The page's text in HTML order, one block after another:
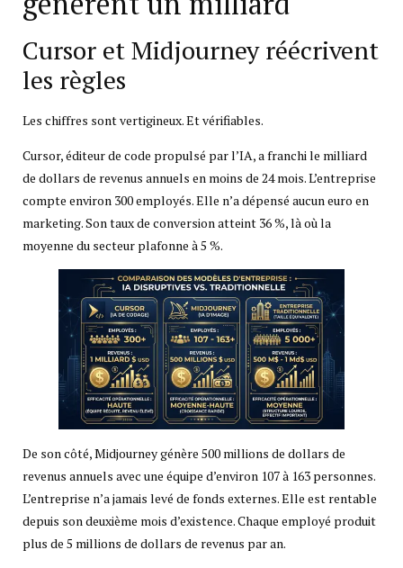
Cursor et Midjourney réécrivent
les règles
Les chiffres sont vertigineux. Et vérifiables.
Cursor, éditeur de code propulsé par l’IA, a franchi le milliard
de dollars de revenus annuels en moins de 24 mois. L’entreprise
compte environ 300 employés. Elle n’a dépensé aucun euro en
marketing. Son taux de conversion atteint 36 %, là où la
moyenne du secteur plafonne à 5 %.
De son côté, Midjourney génère 500 millions de dollars de
revenus annuels avec une équipe d’environ 107 à 163 personnes.
L’entreprise n’a jamais levé de fonds externes. Elle est rentable
depuis son deuxième mois d’existence. Chaque employé produit
plus de 5 millions de dollars de revenus par an.